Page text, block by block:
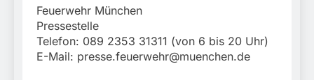
Feuerwehr München
Pressestelle
Telefon: 089 2353 31311 (von 6 bis 20 Uhr)
E-Mail: presse.feuerwehr@muenchen.de